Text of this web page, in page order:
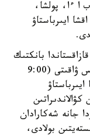
ا ءا، پولشا،
ايىرباستاۋ
باستاپ قازاقستاندا بانكتىك
ەمەس ۆاليۋتا ايىرباستاۋ پۋنكتتەرىندە جۇمىس ۋاقىتى (9:00
ايىرباستاۋ
جانە شەكارادان
بولادى،